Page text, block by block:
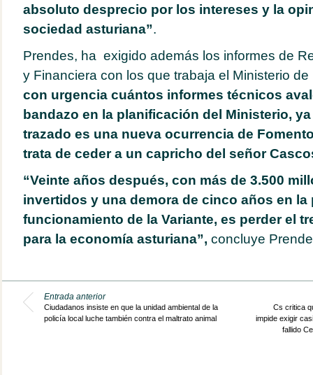
absoluto desprecio por los intereses y la
sociedad asturiana”.
Prendes, ha exigido además los informes de
y Financiera con los que trabaja el Ministerio
con urgencia cuántos informes técnicos
bandazo en la planificación del Ministerio,
trazado es una nueva ocurrencia de
trata de ceder a un capricho del señor
“Veinte años después, con más de 3.500
invertidos y una demora de cinco años en la
funcionamiento de la Variante, es perder el
para la economía asturiana”, concluye
Entrada anterior
Ciudadanos insiste en que la unidad ambiental de la
policía local luche también contra el maltrato animal
Cs critica
impide exigir
fallido